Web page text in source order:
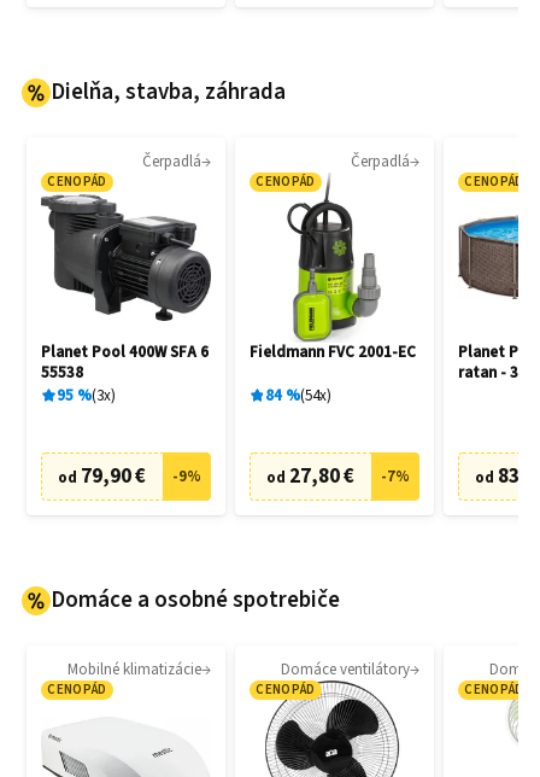
Dielňa, stavba, záhrada
Čerpadlá
CENOPÁD
Planet Pool 400W SFA 6
55538
95% 3x
od 79,90 € -9%
Čerpadlá
CENOPÁD
Fieldmann FVC 2001-EC
84% 54x
od 27,80 € -7%
CENOPÁD
Planet
ratan - 305
od
Domáce a osobné spotrebiče
Mobilné klimatizácie
CENOPÁD
Domáce ventilátory
CENOPÁD CENOPÁD